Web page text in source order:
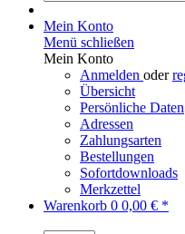
Mein Konto
Menü schließen
Mein Konto
Anmelden oder
Übersicht
Persönliche Daten
Adressen
Zahlungsarten
Bestellungen
Sofortdownloads
Merkzettel
Warenkorb 0 0,00 € *